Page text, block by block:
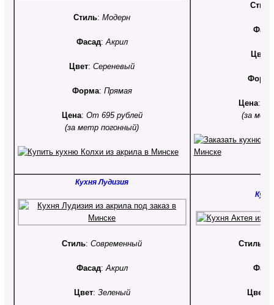
Стиль:Модерн
Фасад:Акрил
Цвет:Сереневый
Форма: Прямая
Цена: От 695 рублей
(за метр погонный)
Стиль
Цвет
Цена:
(за
Кухня Лудизия
Стиль:Современный
Фасад:Акрил
Цвет: Зеленый
Стиль
Цвет